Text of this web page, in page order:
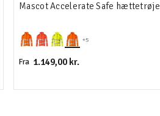
+5
Mascot Accelerate Safe hættetrøje
Fra 1.149,00 kr.